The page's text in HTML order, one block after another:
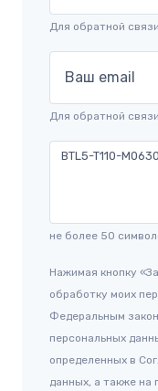
Для обратной связи.
Ваш email
Для обратной связи.
не более 50
Нажимая кнопку
обработку моих
Федеральным
персональных
определенных в
данных, а также на